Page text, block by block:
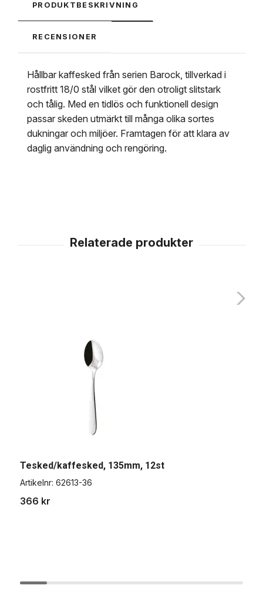
PRODUKTBESKRIVNING
RECENSIONER
Hållbar kaffesked från serien Barock, tillverkad i
rostfritt 18/0 stål vilket gör den otroligt slitstark
och tålig. Med en tidlös och funktionell design
passar skeden utmärkt till många olika sortes
dukningar och miljöer. Framtagen för att klara av
daglig användning och rengöring.
Tesked/kaffesked, 135mm, 12st
Artikelnr: 62613-36
366 kr